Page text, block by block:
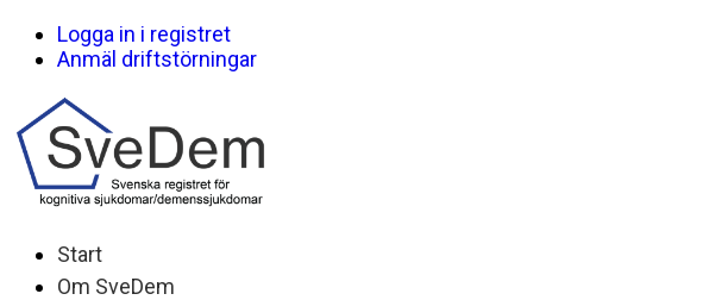
Logga in i registret
Anmäl driftstörningar
Start
Om SveDem